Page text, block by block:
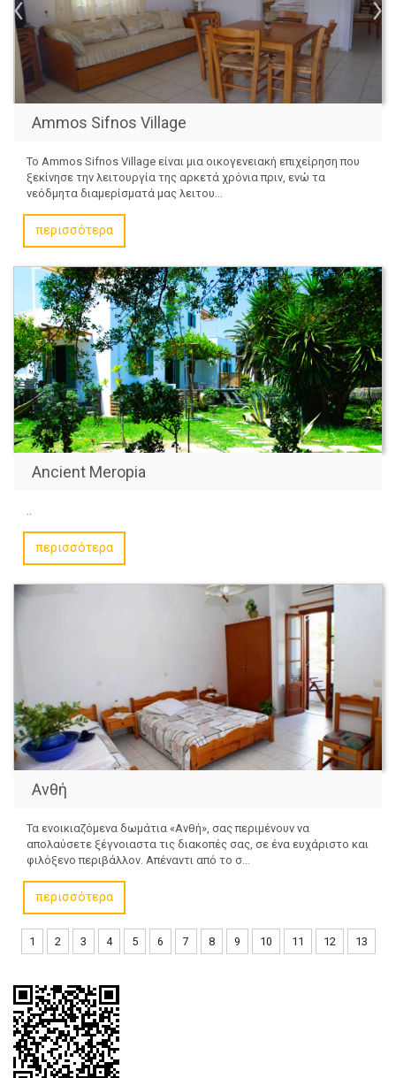
Ammos Sifnos Village
Το Ammos Sifnos Village είναι μια οικογενειακή επιχείρηση που
ξεκίνησε την λειτουργία της αρκετά χρόνια πριν, ενώ τα
νεόδμητα διαμερίσματά μας λειτου...
περισσότερα
Ancient Meropia
περισσότερα
Ανθή
Τα ενοικιαζόμενα δωμάτια «Ανθή», σας περιμένουν να
απολαύσετε ξέγνοιαστα τις διακοπές σας, σε ένα ευχάριστο και
φιλόξενο περιβάλλον. Απέναντι από το σ...
περισσότερα
1 2 3 4 5 6 7 8 9 10 11 12 13